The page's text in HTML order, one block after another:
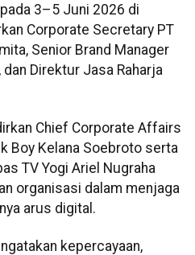
3–5 Juni 2026 di
Corporate Secretary PT
Senior Brand Manager
Direktur Jasa Raharja
Chief Corporate Affairs
Boy Kelana Soebroto serta
TV Yogi Ariel Nugraha
organisasi dalam menjaga
arus digital.
kepercayaan,